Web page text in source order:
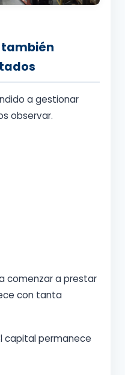
también
a gestionar
observar.
comenzar a prestar
con tanta
capital permanece